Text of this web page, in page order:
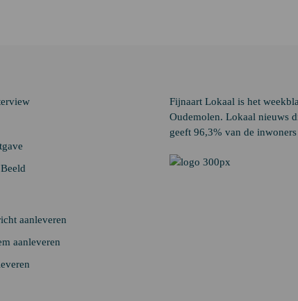
aanleveren
aanleveren
Fijnaart Lokaal is het
Oudemolen. Lokaal nieuws
geeft 96,3% van de